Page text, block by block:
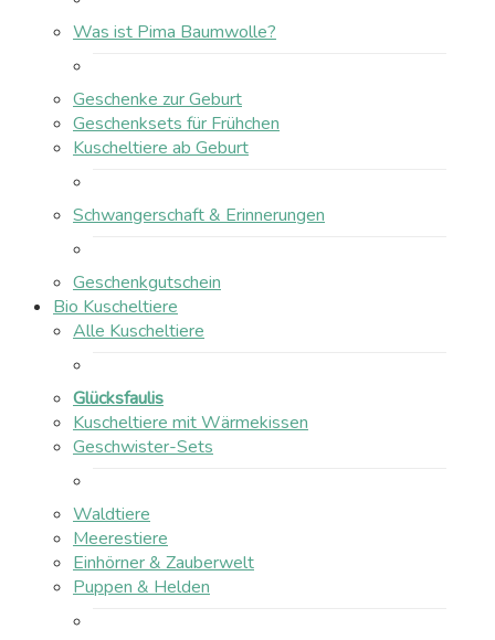
Was ist Pima Baumwolle?
Geschenke zur Geburt
Geschenksets für Frühchen
Kuscheltiere ab Geburt
Schwangerschaft & Erinnerungen
Geschenkgutschein
Bio Kuscheltiere
Alle Kuscheltiere
Glücksfaulis
Kuscheltiere mit Wärmekissen
Geschwister-Sets
Waldtiere
Meerestiere
Einhörner & Zauberwelt
Puppen & Helden